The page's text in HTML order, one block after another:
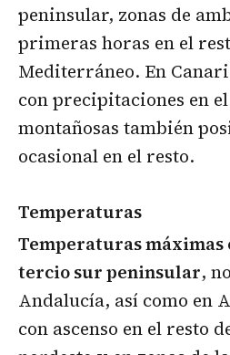
peninsular, zonas de
primeras horas en el
Mediterráneo. En
con precipitaciones en
montañosas también
ocasional en el resto.
Temperaturas
Temperaturas máximas
tercio sur peninsular,
Andalucía, así como en
con ascenso en el resto